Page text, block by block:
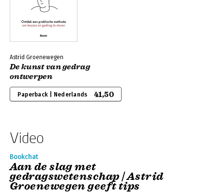
Astrid Groenewegen
De kunst van gedrag
ontwerpen
Paperback | Nederlands 41,50
Video
Bookchat
Aan de slag met
gedragswetenschap | Astrid
Groenewegen geeft tips